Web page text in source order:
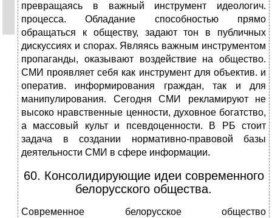
превращаясь в важный инструмент идеологич.
процесса. Обладание способностью прямо
обращаться к обществу, задают тон в публичных
дискуссиях и спорах. Являясь важным инструментом
пропаганды, оказывают воздействие на общество.
СМИ проявляет себя как инструмент для объектив. и
оператив. информирования граждан, так и для
манипулирования. Сегодня СМИ рекламируют не
высоко нравственные ценности, духовное богатство,
а массовый культ и псевдоценности. В РБ стоит
задача в создании нормативно-правовой базы
деятельности СМИ в сфере информации.
60. Консолидирующие идеи современного
белорусского общества.
Современное белорусское общество